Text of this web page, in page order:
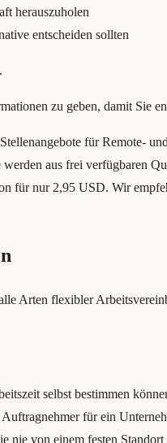
herauszuholen
entscheiden sollten
zu geben, damit Sie
für Remote-
aus frei verfügbaren
für nur 2,95 USD. Wir
Arten flexibler
selbst bestimmen
für ein
nie von einem festen Standort